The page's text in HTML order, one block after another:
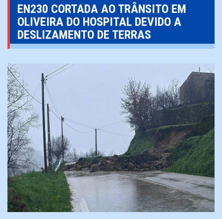
EN230 CORTADA AO TRÂNSITO EM
OLIVEIRA DO HOSPITAL DEVIDO A
DESLIZAMENTO DE TERRAS